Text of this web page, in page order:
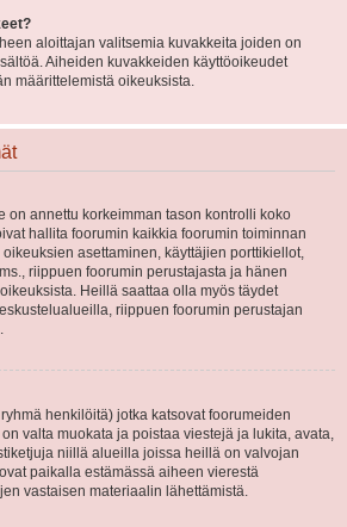
aloittajan valitsemia kuvakkeita joiden on
Aiheiden kuvakkeiden käyttöoikeudet
määrittelemistä oikeuksista.
on annettu korkeimman tason kontrolli koko
hallita foorumin kaikkia foorumin toiminnan
asettaminen, käyttäjien porttikiellot,
riippuen foorumin perustajasta ja hänen
Heillä saattaa olla myös täydet
riippuen foorumin perustajan
henkilöitä) jotka katsovat foorumeiden
valta muokata ja poistaa viestejä ja lukita, avata,
niillä alueilla joissa heillä on valvojan
paikalla estämässä aiheen vierestä
vastaisen materiaalin lähettämistä.